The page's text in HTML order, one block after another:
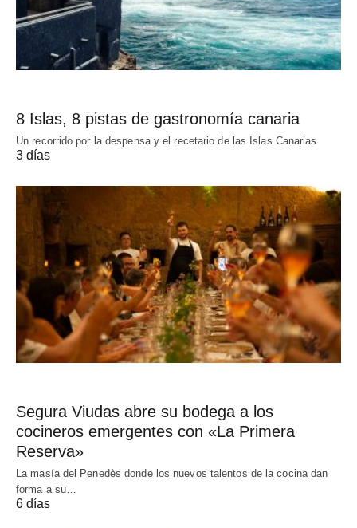
8 Islas, 8 pistas de gastronomía canaria
Un recorrido por la despensa y el recetario de las Islas Canarias
3 días
Segura Viudas abre su bodega a los
cocineros emergentes con «La Primera
Reserva»
La masía del Penedès donde los nuevos talentos de la cocina dan
forma a su…
6 días